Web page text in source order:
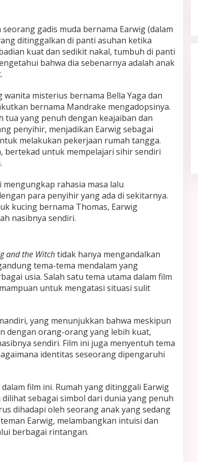
gadis muda bernama Earwig (dalam
ditinggalkan di panti asuhan ketika
kuat dan sedikit nakal, tumbuh di panti
bahwa dia sebenarnya adalah anak
misterius bernama Bella Yaga dan
bernama Mandrake mengadopsinya.
tua yang penuh dengan keajaiban dan
penyihir, menjadikan Earwig sebagai
melakukan pekerjaan rumah tangga.
bertekad untuk mempelajari sihir sendiri
rahasia masa lalu
para penyihir yang ada di sekitarnya.
kucing bernama Thomas, Earwig
nasibnya sendiri.
and the Witchtidak hanya mengandalkan
tema-tema mendalam yang
usia. Salah satu tema utama dalam film
untuk mengatasi situasi sulit
yang menunjukkan bahwa meskipun
dengan orang-orang yang lebih kuat,
sendiri. Film ini juga menyentuh tema
identitas seseorang dipengaruhi
film ini. Rumah yang ditinggali Earwig
sebagai simbol dari dunia yang penuh
dihadapi oleh seorang anak yang sedang
Earwig, melambangkan intuisi dan
berbagai rintangan.
Quiet Luxury Tetap Diminati,
Sederhana tapi Terlihat Berkelas
In Fashion | May 21, 2026